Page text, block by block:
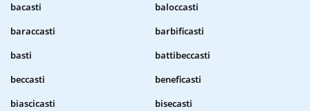
bacasti
baloccasti
baraccasti
barbificasti
basti
battibeccasti
beccasti
beneficasti
biascicasti
bisecasti